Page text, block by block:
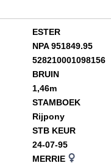
en reglementen
ESTER
NPA 951849.95
528210001098156
BRUIN
1,46m
STAMBOEK
Rijpony
STB KEUR
24-07-95
MERRIE